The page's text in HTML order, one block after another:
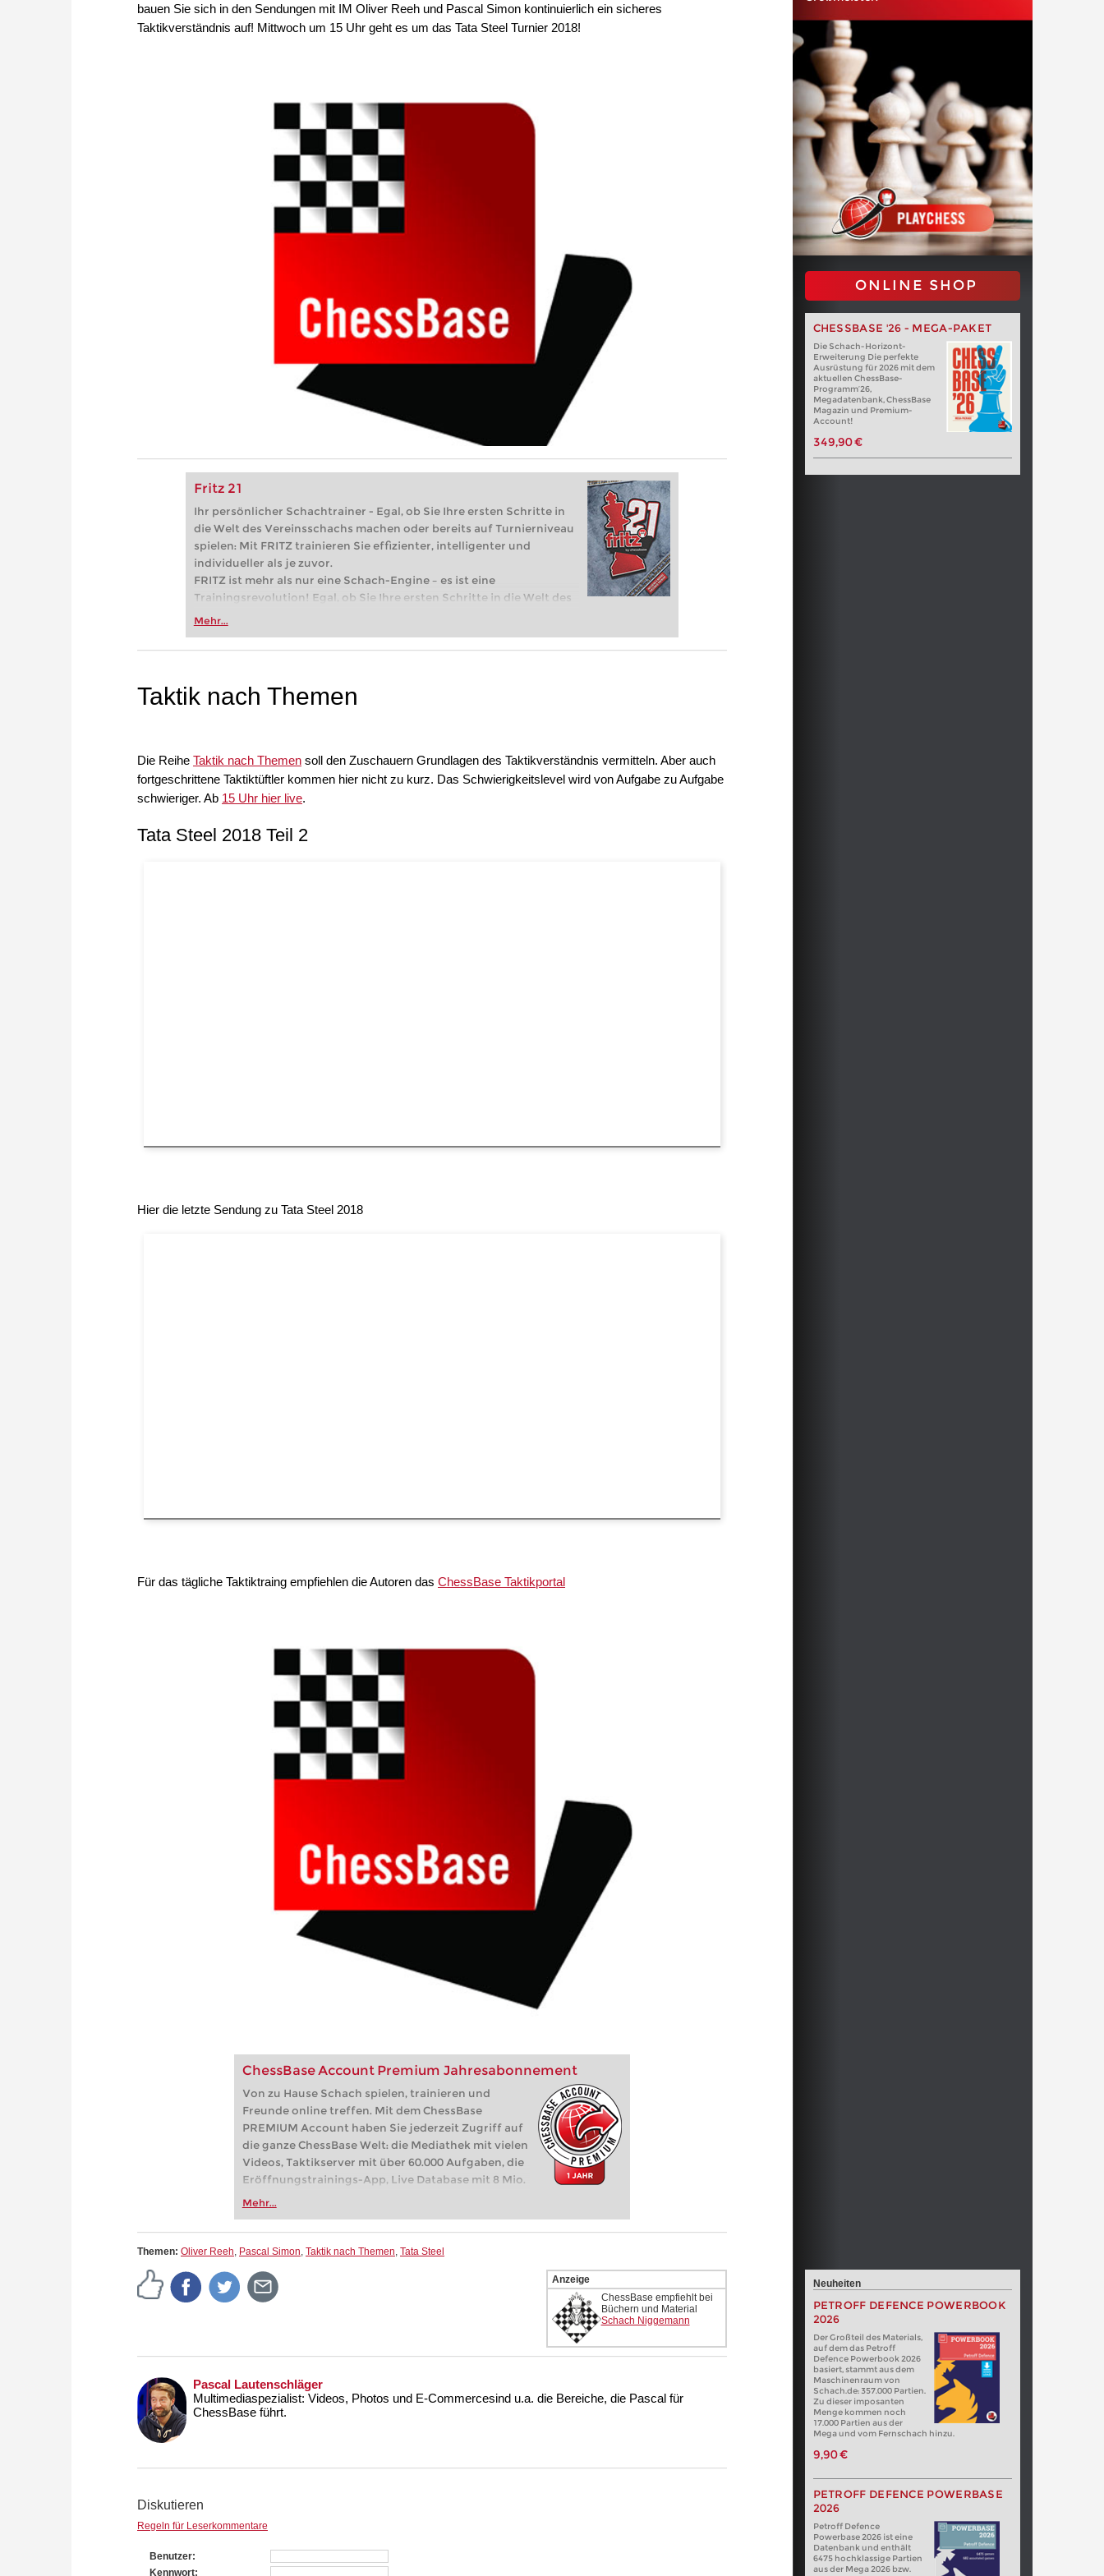
bauen Sie sich in den Sendungen mit IM Oliver Reeh und Pascal Simon kontinuierlich ein sicheres
Taktikverständnis auf! Mittwoch um 15 Uhr geht es um das Tata Steel Turnier 2018!
Fritz 21
Ihr persönlicher Schachtrainer - Egal, ob Sie Ihre ersten Schritte in
die Welt des Vereinsschachs machen oder bereits auf Turnierniveau
spielen: Mit FRITZ trainieren Sie effizienter, intelligenter und
individueller als je zuvor.
FRITZ ist mehr als nur eine Schach-Engine – es ist eine
Trainingsrevolution! Egal, ob Sie Ihre ersten Schritte in die Welt des
Vereinsschachs machen oder bereits auf Turnierniveau spielen: Mit
zuvor.
Mehr...
ONLINE SHOP
CHESSBASE '26 - MEGA-PAKET
Die Schach-Horizont-
Erweiterung Die perfekte
Ausrüstung für 2026 mit dem
aktuellen ChessBase-
Programm’26,
Megadatenbank, ChessBase
Magazin und Premium-
Account!
349,90 €
Taktik nach Themen
Die Reihe Taktik nach Themen soll den Zuschauern Grundlagen des Taktikverständnis vermitteln. Aber auch
fortgeschrittene Taktiktüftler kommen hier nicht zu kurz. Das Schwierigkeitslevel wird von Aufgabe zu Aufgabe
schwieriger. Ab 15 Uhr hier live.
Tata Steel 2018 Teil 2
Hier die letzte Sendung zu Tata Steel 2018
Für das tägliche Taktiktraing empfiehlen die Autoren das ChessBase Taktikportal
ChessBase Account Premium Jahresabonnement
Von zu Hause Schach spielen, trainieren und
Freunde online treffen. Mit dem ChessBase
PREMIUM Account haben Sie jederzeit Zugriff auf
die ganze ChessBase Welt: die Mediathek mit vielen
Videos, Taktikserver mit über 60.000 Aufgaben, die
Eröffnungstrainings-App, Live Database mit 8 Mio.
Partien, der Online-Fritz, Let's Check,
Mehr...
Themen: Oliver Reeh Pascal Simon Taktik nach Themen Tata Steel
Anzeige
ChessBase empfiehlt bei
Büchern und Material
Schach Niggemann
Pascal Lautenschläger
Multimediaspezialist: Videos, Photos und E-Commercesind u.a. die Bereiche, die Pascal für
ChessBase führt.
Diskutieren
Regeln für Leserkommentare
Benutzer
Kennwort
Neuheiten
PETROFF DEFENCE POWERBOOK
2026
Der Großteil des Materials,
auf dem das Petroff
Defence Powerbook 2026
basiert, stammt aus dem
Maschinenraum von
Schach.de: 357.000 Partien.
Zu dieser imposanten
Menge kommen noch
17.000 Partien aus der
Mega und vom Fernschach hinzu.
9,90 €
PETROFF DEFENCE POWERBASE
2026
Petroff Defence
Powerbase 2026 ist eine
Datenbank und enthält
6475 hochklassige Partien
aus der Mega 2026 bzw.